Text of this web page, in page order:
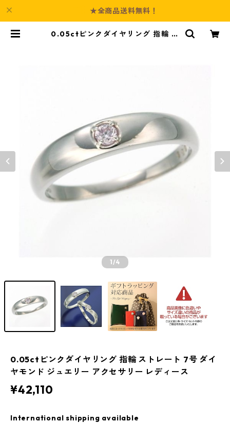
★全商品送料無料！
0.05ctピンクダイヤリング 指輪 ス
1/4
0.05ctピンクダイヤリング 指輪 ストレート 7号 ダイ
ヤモンド ジュエリー アクセサリー レディース
¥42,110
International shipping available